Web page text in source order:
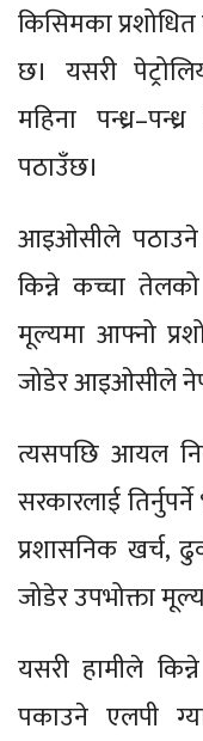
किसिमका
छ। यसरी
महिना
पठाउँछ।
आइओसीले पठाउने
किन्ने कच्चा
मूल्यमा आफ्नो
जोडेर आइओसीले
त्यसपछि आयल
सरकारलाई
प्रशासनिक खर्च,
जोडेर उपभोक्ता
यसरी हामीले
पकाउने एलपी